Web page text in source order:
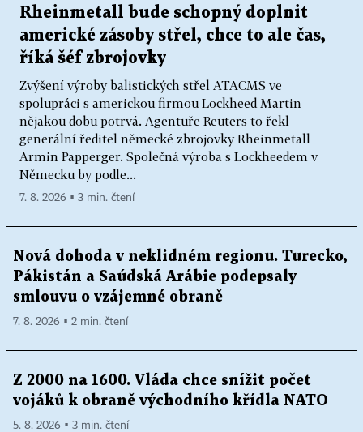
Rheinmetall bude schopný doplnit
americké zásoby střel, chce to ale čas,
říká šéf zbrojovky
Zvýšení výroby balistických střel ATACMS ve
spolupráci s americkou firmou Lockheed Martin
nějakou dobu potrvá. Agentuře Reuters to řekl
generální ředitel německé zbrojovky Rheinmetall
Armin Papperger. Společná výroba s Lockheedem v
Německu by podle...
7. 8. 2026 ▪ 3 min. čtení
Nová dohoda v neklidném regionu. Turecko,
Pákistán a Saúdská Arábie podepsaly
smlouvu o vzájemné obraně
7. 8. 2026 ▪ 2 min. čtení
Z 2000 na 1600. Vláda chce snížit počet
vojáků k obraně východního křídla NATO
5. 8. 2026 ▪ 3 min. čtení